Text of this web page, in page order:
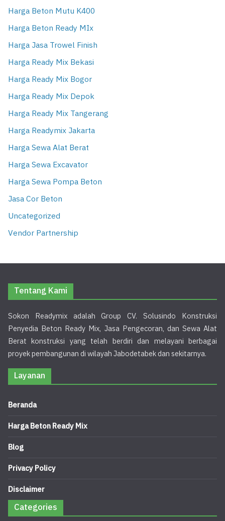
Harga Beton Mutu K400
Harga Beton Ready MIx
Harga Jasa Trowel Finish
Harga Ready Mix Bekasi
Harga Ready Mix Bogor
Harga Ready Mix Depok
Harga Ready Mix Tangerang
Harga Readymix Jakarta
Harga Sewa Alat Berat
Harga Sewa Excavator
Harga Sewa Pompa Beton
Jasa Cor Beton
Uncategorized
Vendor Partnership
Tentang Kami
Sokon Readymix adalah Group CV. Solusindo Konstruksi
Penyedia Beton Ready Mix, Jasa Pengecoran, dan Sewa Alat
Berat konstruksi yang telah berdiri dan melayani berbagai
proyek pembangunan di wilayah Jabodetabek dan sekitarnya.
Layanan
Beranda
Harga Beton Ready Mix
Blog
Privacy Policy
Disclaimer
Categories